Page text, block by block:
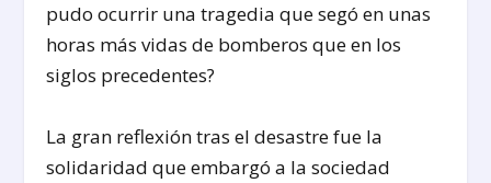
pudo ocurrir una tragedia que segó en unas
horas más vidas de bomberos que en los
siglos precedentes?
La gran reflexión tras el desastre fue la
solidaridad que embargó a la sociedad